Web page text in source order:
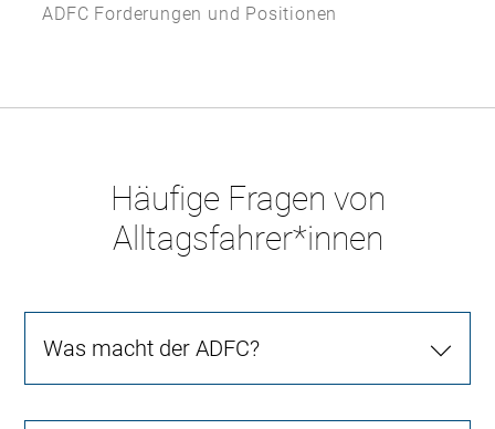
ADFC Forderungen und Positionen
Häufige Fragen von
Alltagsfahrer*innen
Was macht der ADFC?